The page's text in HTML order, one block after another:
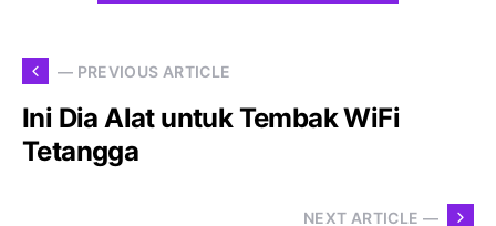
— PREVIOUS ARTICLE
Ini Dia Alat untuk Tembak WiFi
Tetangga
NEXT ARTICLE —